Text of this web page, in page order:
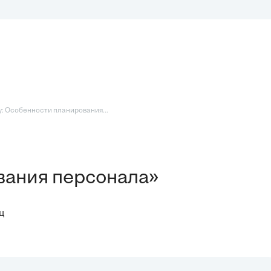
Особенности планирования...
персонала»